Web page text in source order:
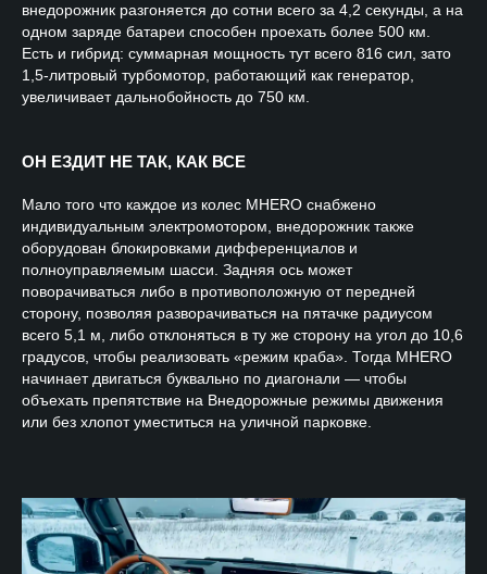
внедорожник разгоняется до сотни всего за 4,2 секунды, а на
одном заряде батареи способен проехать более 500 км.
Есть и гибрид: суммарная мощность тут всего 816 сил, зато
1,5-литровый турбомотор, работающий как генератор,
увеличивает дальнобойность до 750 км.
ОН ЕЗДИТ НЕ ТАК, КАК ВСЕ
Мало того что каждое из колес MHERO снабжено
индивидуальным электромотором, внедорожник также
оборудован блокировками дифференциалов и
полноуправляемым шасси. Задняя ось может
поворачиваться либо в противоположную от передней
сторону, позволяя разворачиваться на пятачке радиусом
всего 5,1 м, либо отклоняться в ту же сторону на угол до 10,6
градусов, чтобы реализовать «режим краба». Тогда MHERO
начинает двигаться буквально по диагонали — чтобы
объехать препятствие на Внедорожные режимы движения
или без хлопот уместиться на уличной парковке.